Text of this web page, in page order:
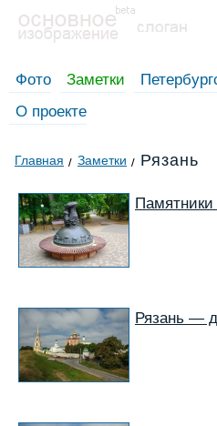
Фото Заметки
О проекте
Главная Заметки Рязань
Памятники
Рязань —